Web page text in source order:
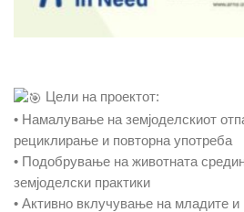
Цели на проектот:
• Намалување на земјоделскиот
рециклирање и повторна употреба
• Подобрување на животната
земјоделски практики
• Активно вклучување на младите и